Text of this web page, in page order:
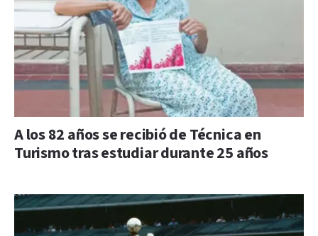
A los 82 años se recibió de Técnica en
Turismo tras estudiar durante 25 años